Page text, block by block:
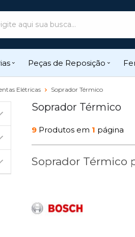
Peças de Reposição
Elétricas Soprador Térmico
Soprador Térmico
9 Produtos em 1 página
Soprador Térmico